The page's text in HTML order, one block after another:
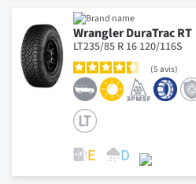
Wrangler DuraTrac RT
LT235/85 R 16 120/116S
5 avis